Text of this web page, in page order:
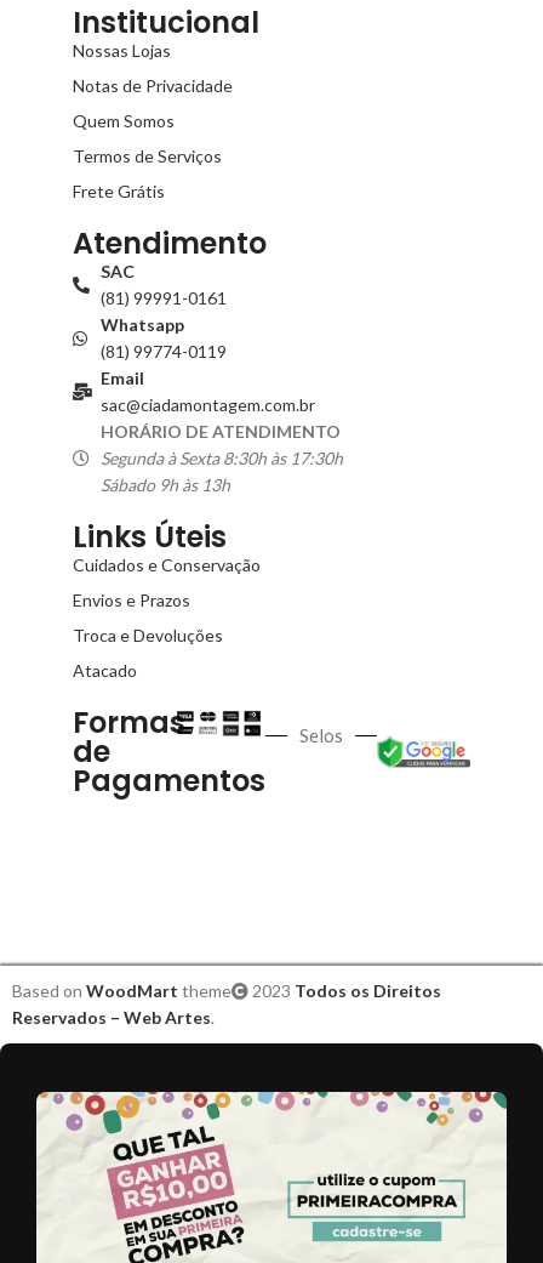
Institucional
Nossas Lojas
Notas de Privacidade
Quem Somos
Termos de Serviços
Frete Grátis
Atendimento
SAC
(81) 99991-0161
Whatsapp
(81) 99774-0119
Email
sac@ciadamontagem.com.br
HORÁRIO DE ATENDIMENTO
Segunda à Sexta 8:30h às 17:30h
Sábado 9h às 13h
Links Úteis
Cuidados e Conservação
Envios e Prazos
Troca e Devoluções
Atacado
Formas
de
Pagamentos
Selos
Based on WoodMart theme 2023 Todos os Direitos
Reservados – Web Artes.